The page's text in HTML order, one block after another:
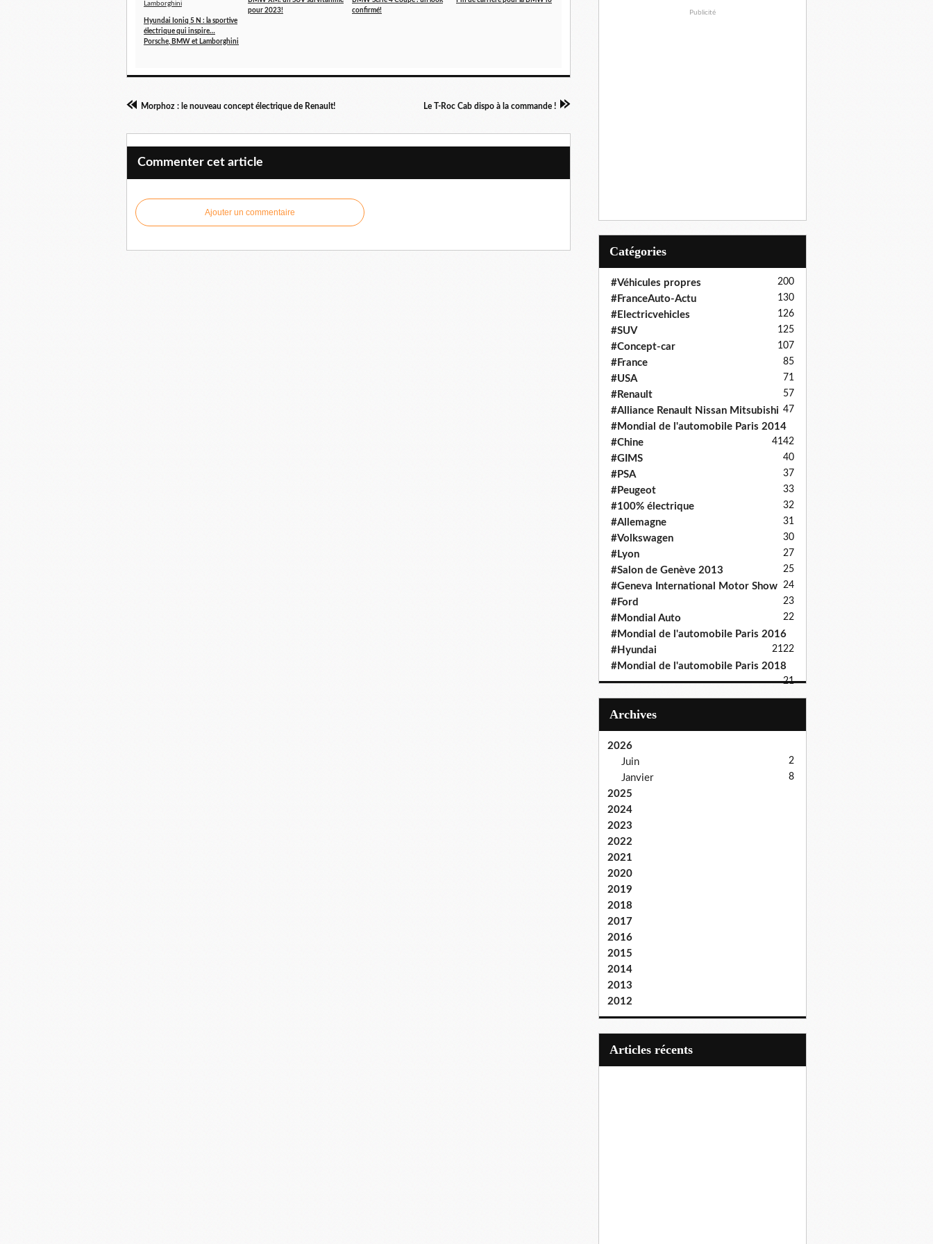
Hyundai Ioniq 5 N : la sportive
électrique qui inspire…
Porsche, BMW et Lamborghini
pour 2023!
confirmé!
Morphoz : le nouveau concept électrique de Renault! Le T-Roc Cab dispo à la commande !
Commenter cet article
Ajouter un commentaire
Publicité
Catégories
#Véhicules propres 200
#FranceAuto-Actu 130
#Electricvehicles 126
#SUV 125
#Concept-car 107
#France 85
#USA 71
#Renault 57
#Alliance Renault Nissan Mitsubishi 47
#Mondial de l'automobile Paris 2014
42
#Chine 41
#GIMS 40
#PSA 37
#Peugeot 33
#100% électrique 32
#Allemagne 31
#Volkswagen 30
#Lyon 27
#Salon de Genève 2013 25
#Geneva International Motor Show 24
#Ford 23
#Mondial Auto 22
#Mondial de l'automobile Paris 2016
22
#Hyundai 21
#Mondial de l'automobile Paris 2018
21
Archives
2026
Juin
2
Janvier 8
2025
2024
2023
2022
2021
2020
2019
2018
2017
2016
2015
2014
2013
2012
articles récents